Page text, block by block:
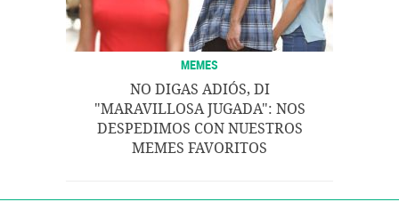
MEMES
NO DIGAS ADIÓS, DI
"MARAVILLOSA JUGADA": NOS
DESPEDIMOS CON NUESTROS
MEMES FAVORITOS